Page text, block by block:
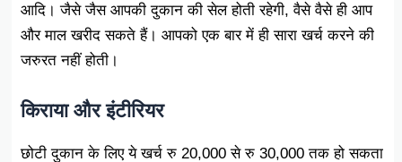
आदि। जैसे जैस आपकी दुकान की सेल होती रहेगी, वैसे वैसे ही आप
और माल खरीद सकते हैं। आपको एक बार में ही सारा खर्च करने की
जरुरत नहीं होती।
किराया और इंटीरियर
छोटी दुकान के लिए ये खर्च रु 20,000 से रु 30,000 तक हो सकता